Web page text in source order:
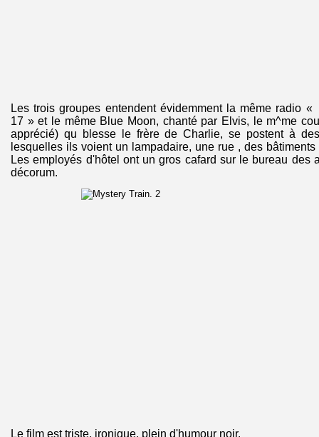
Les trois groupes entendent évidemment la même radio
17 » et le même Blue Moon, chanté par Elvis, le m^me
apprécié) qu blesse le frère de Charlie, se postent à
lesquelles ils voient un lampadaire, une rue , des
Les employés d'hôtel ont un gros cafard sur le bureau des
décorum.
Le film est triste, ironique, plein d'humour noir.